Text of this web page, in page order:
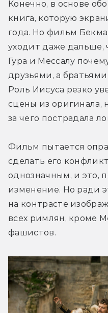
Конечно, в основе
книга, которую
года. Но фильм
уходит даже дальше,
Гура и Мессалу
друзьями, а
Роль Иисуса резко
сцены из оригинала,
за чего пострадала
Фильм пытается
сделать его
однозначным, и это,
изменение. Но ради
на контрасте
всех римлян, кроме
фашистов.